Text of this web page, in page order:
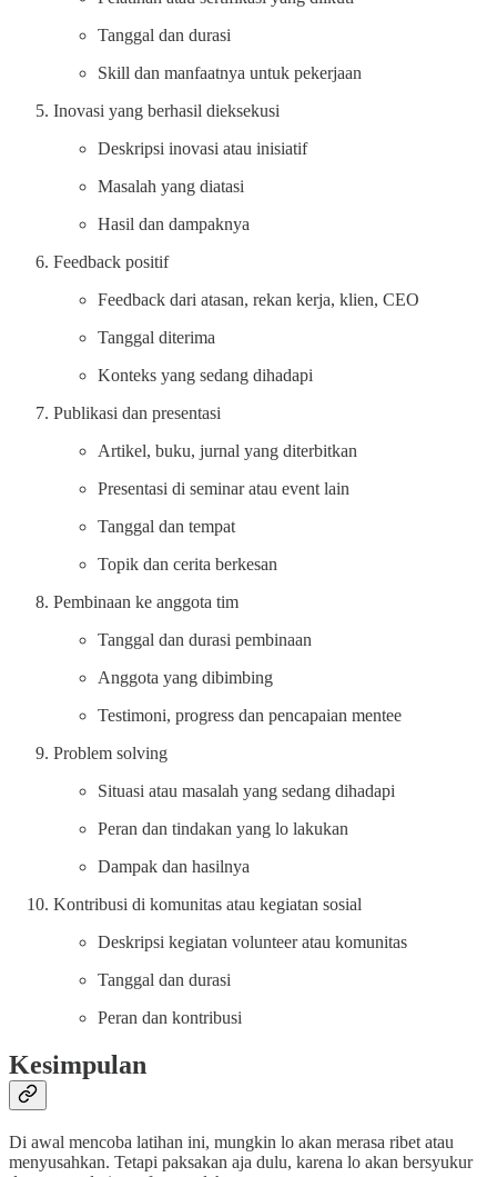
Tanggal dan durasi
Skill dan manfaatnya untuk pekerjaan
Inovasi yang berhasil dieksekusi
Deskripsi inovasi atau inisiatif
Masalah yang diatasi
Hasil dan dampaknya
Feedback positif
Feedback dari atasan, rekan kerja, klien, CEO
Tanggal diterima
Konteks yang sedang dihadapi
Publikasi dan presentasi
Artikel, buku, jurnal yang diterbitkan
Presentasi di seminar atau event lain
Tanggal dan tempat
Topik dan cerita berkesan
Pembinaan ke anggota tim
Tanggal dan durasi pembinaan
Anggota yang dibimbing
Testimoni, progress dan pencapaian mentee
Problem solving
Situasi atau masalah yang sedang dihadapi
Peran dan tindakan yang lo lakukan
Dampak dan hasilnya
Kontribusi di komunitas atau kegiatan sosial
Deskripsi kegiatan volunteer atau komunitas
Tanggal dan durasi
Peran dan kontribusi
Kesimpulan
Di awal mencoba latihan ini, mungkin lo akan merasa ribet atau
menyusahkan. Tetapi paksakan aja dulu, karena lo akan bersyukur